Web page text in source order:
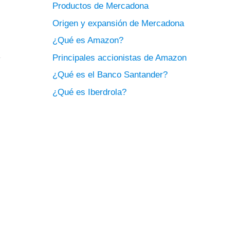
Productos de Mercadona
Origen y expansión de Mercadona
¿Qué es Amazon?
Principales accionistas de Amazon
¿Qué es el Banco Santander?
¿Qué es Iberdrola?